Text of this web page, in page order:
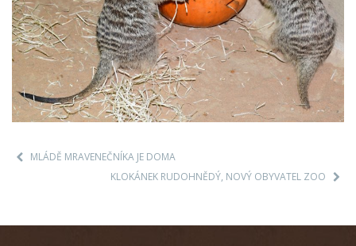
MLÁDĚ MRAVENEČNÍKA JE DOMA
KLOKÁNEK RUDOHNĚDÝ, NOVÝ OBYVATEL ZOO